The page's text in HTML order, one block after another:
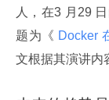
人，在3 月29
题为《 Docker
文根据其演讲内